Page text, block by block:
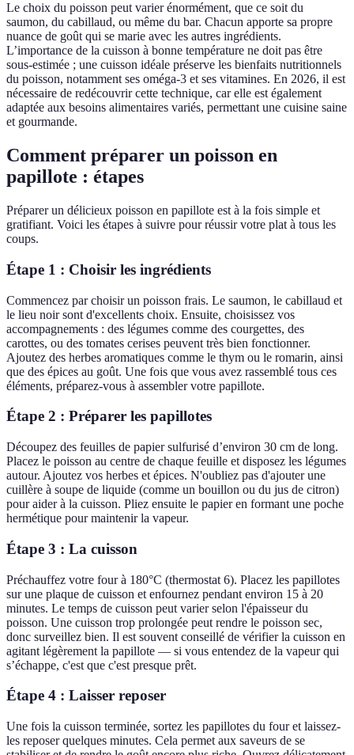
Le choix du poisson peut varier énormément, que ce soit du
saumon, du cabillaud, ou même du bar. Chacun apporte sa propre
nuance de goût qui se marie avec les autres ingrédients.
L’importance de la cuisson à bonne température ne doit pas être
sous-estimée ; une cuisson idéale préserve les bienfaits nutritionnels
du poisson, notamment ses oméga-3 et ses vitamines. En 2026, il est
nécessaire de redécouvrir cette technique, car elle est également
adaptée aux besoins alimentaires variés, permettant une cuisine saine
et gourmande.
Comment préparer un poisson en
papillote : étapes
Préparer un délicieux poisson en papillote est à la fois simple et
gratifiant. Voici les étapes à suivre pour réussir votre plat à tous les
coups.
Étape 1 : Choisir les ingrédients
Commencez par choisir un poisson frais. Le saumon, le cabillaud et
le lieu noir sont d'excellents choix. Ensuite, choisissez vos
accompagnements : des légumes comme des courgettes, des
carottes, ou des tomates cerises peuvent très bien fonctionner.
Ajoutez des herbes aromatiques comme le thym ou le romarin, ainsi
que des épices au goût. Une fois que vous avez rassemblé tous ces
éléments, préparez-vous à assembler votre papillote.
Étape 2 : Préparer les papillotes
Découpez des feuilles de papier sulfurisé d’environ 30 cm de long.
Placez le poisson au centre de chaque feuille et disposez les légumes
autour. Ajoutez vos herbes et épices. N'oubliez pas d'ajouter une
cuillère à soupe de liquide (comme un bouillon ou du jus de citron)
pour aider à la cuisson. Pliez ensuite le papier en formant une poche
hermétique pour maintenir la vapeur.
Étape 3 : La cuisson
Préchauffez votre four à 180°C (thermostat 6). Placez les papillotes
sur une plaque de cuisson et enfournez pendant environ 15 à 20
minutes. Le temps de cuisson peut varier selon l'épaisseur du
poisson. Une cuisson trop prolongée peut rendre le poisson sec,
donc surveillez bien. Il est souvent conseillé de vérifier la cuisson en
agitant légèrement la papillote — si vous entendez de la vapeur qui
s’échappe, c'est que c'est presque prêt.
Étape 4 : Laisser reposer
Une fois la cuisson terminée, sortez les papillotes du four et laissez-
les reposer quelques minutes. Cela permet aux saveurs de se